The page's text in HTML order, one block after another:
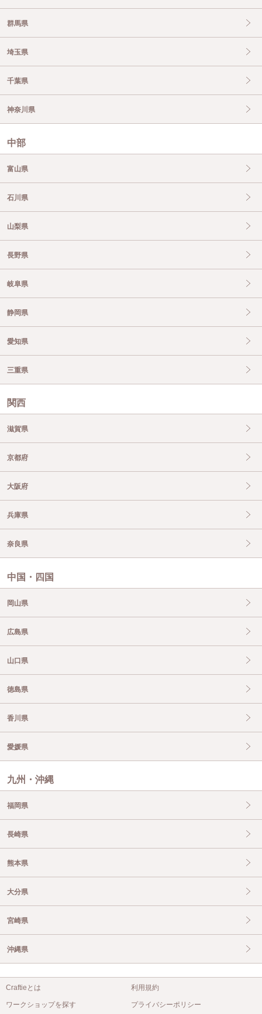
群馬県
埼玉県
千葉県
神奈川県
中部
富山県
石川県
山梨県
長野県
岐阜県
静岡県
愛知県
三重県
関西
滋賀県
京都府
大阪府
兵庫県
奈良県
中国・四国
岡山県
広島県
山口県
徳島県
香川県
愛媛県
九州・沖縄
福岡県
長崎県
熊本県
大分県
宮崎県
沖縄県
Craftieとは
ワークショップを探す
利用規約
プライバシーポリシー